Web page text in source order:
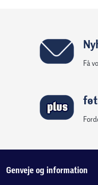
Få
Genveje og information